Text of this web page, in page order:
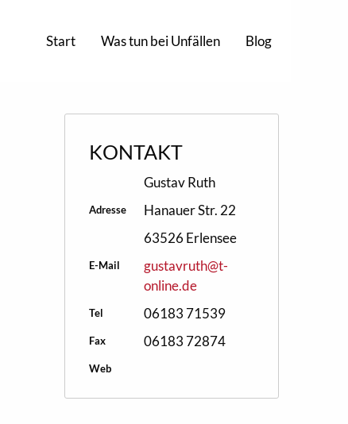
Start Was tun bei Unfällen Blog
KONTAKT
Gustav Ruth
Adresse
Hanauer Str. 22
63526 Erlensee
E-Mail
gustavruth@t-
online.de
Tel 06183 71539
Fax 06183 72874
Web